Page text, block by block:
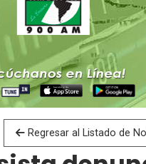
Regresar al Listado de